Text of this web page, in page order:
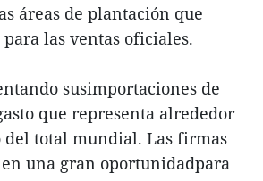
áreas de plantación que
las ventas oficiales.
susimportaciones de
que representa alrededor
del total mundial. Las firmas
una gran oportunidadpara